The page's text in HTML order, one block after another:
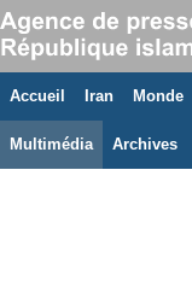
Accueil Iran Monde
Multimédia Archives